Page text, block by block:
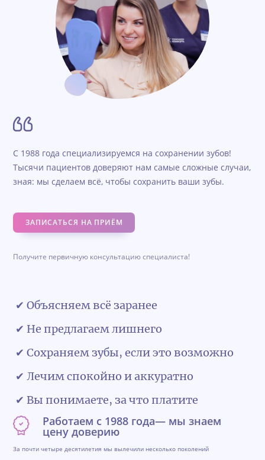
С 1988 года специализируемся на сохранении зубов!
Тысячи пациентов доверяют нам самые сложные случаи,
зная: мы сделаем всё, чтобы сохранить ваши зубы.
ЗАПИСАТЬСЯ НА ПРИЁМ
Получите первичную консультацию специалиста!
✔ Объясняем всё заранее
✔ Не предлагаем лишнего
✔ Сохраняем зубы, если это возможно
✔ Лечим спокойно и аккуратно
✔ Вы понимаете, за что платите
Работаем с 1988 года— мы знаем
цену доверию
За почти четыре десятилетия мы вылечили несколько поколений